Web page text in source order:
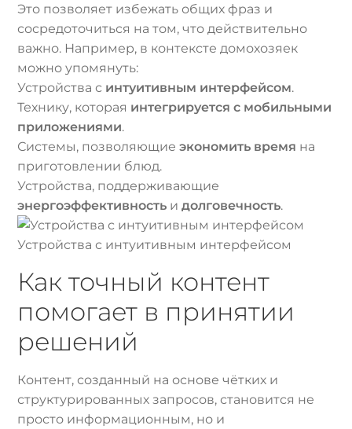
Это позволяет избежать общих фраз и
сосредоточиться на том, что действительно
важно. Например, в контексте домохозяек
можно упомянуть:
Устройства с интуитивным интерфейсом.
Технику, которая интегрируется с мобильными
приложениями.
Системы, позволяющиеэкономить время на
приготовлении блюд.
Устройства, поддерживающие
энергоэффективность идолговечность.
Устройства с интуитивным интерфейсом
Как точный контент
помогает в принятии
решений
Контент, созданный на основе чётких и
структурированных запросов, становится не
просто информационным, но и